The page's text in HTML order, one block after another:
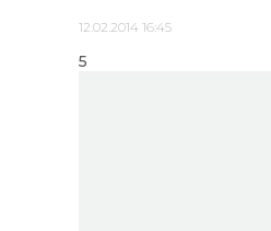
12.02.2014 16:45
5